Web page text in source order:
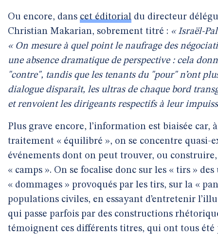
Ou encore, dans cet éditorial du directeur
Christian Makarian, sobrement titré : « Israël-
« On mesure à quel point le naufrage des
une absence dramatique de perspective : cela
"contre", tandis que les tenants du "pour" n’ont
dialogue disparaît, les ultras de chaque bord
et renvoient les dirigeants respectifs à leur
Plus grave encore, l’information est biaisée
traitement « équilibré », on se concentre quasi-
événements dont on peut trouver, ou
« camps ». On se focalise donc sur les « tirs »
« dommages » provoqués par les tirs, sur la «
populations civiles, en essayant d’entretenir
qui passe parfois par des constructions
témoignent ces différents titres, qui ont tous été